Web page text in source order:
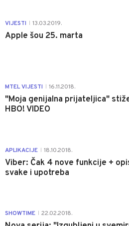
VIJESTI 13.03.2019.
Apple šou 25. marta
MTEL VIJESTI 16.11.2018.
"Moja genijalna prijateljica"
HBO! VIDEO
APLIKACIJE 18.10.2018.
Viber: Čak 4 nove funkcije +
svake i upotreba
SHOWTIME 22.02.2018.